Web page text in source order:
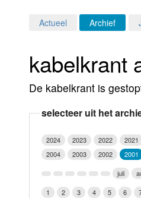
Alle dagen
Per dag
Luister LOK
LOK schijf
Actueel Archief
kabelkrant
De kabelkrant is
selecteer uit het
2024 2023 2022 2021
2004
2003 2002
2001
juli
1
2 3 4 5 6